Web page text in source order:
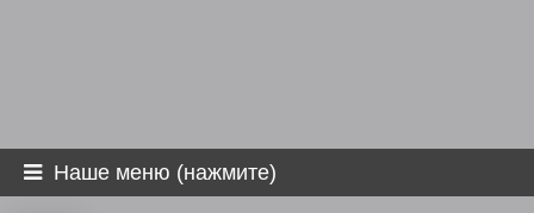
Наше меню (нажмите)